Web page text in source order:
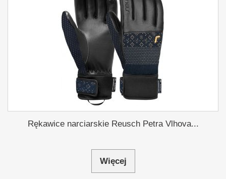
Rękawice narciarskie Reusch Petra Vlhova...
Więcej